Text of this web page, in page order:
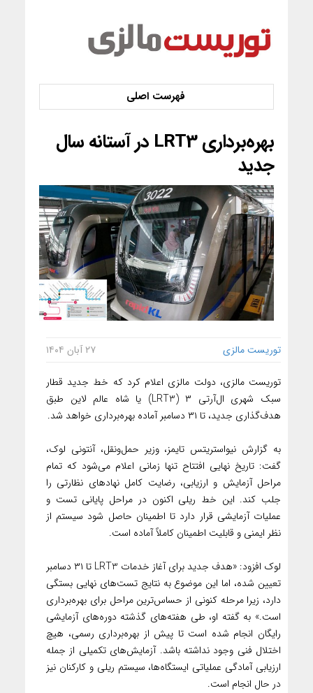
بهره‌برداری LRT3 در آستانه سال
جدید
توریست مالزی ۲۷ آبان ۱۴۰۴
توریست مالزی، دولت مالزی اعلام کرد که خط جدید قطار
سبک شهری ال‌آرتی ۳ (LRT3) یا شاه عالم لاین طبق
هدف‌گذاری جدید، تا ۳۱ دسامبر آماده بهره‌برداری خواهد شد.
به گزارش نیواستریتس تایمز، وزیر حمل‌ونقل، آنتونی لوک،
گفت: تاریخ نهایی افتتاح تنها زمانی اعلام می‌شود که تمام
مراحل آزمایش و ارزیابی، رضایت کامل نهادهای نظارتی را
جلب کند. این خط ریلی اکنون در مراحل پایانی تست و
عملیات آزمایشی قرار دارد تا اطمینان حاصل شود سیستم از
نظر ایمنی و قابلیت اطمینان کاملاً آماده است.
لوک افزود: «هدف جدید برای آغاز خدمات LRT3 تا ۳۱ دسامبر
تعیین شده، اما این موضوع به نتایج تست‌های نهایی بستگی
دارد، زیرا مرحله کنونی از حساس‌ترین مراحل برای بهره‌برداری
است.» به گفته او، طی هفته‌های گذشته دوره‌های آزمایشی
رایگان انجام شده است تا پیش از بهره‌برداری رسمی، هیچ
اختلال فنی وجود نداشته باشد. آزمایش‌های تکمیلی از جمله
ارزیابی آمادگی عملیاتی ایستگاه‌ها، سیستم ریلی و کارکنان نیز
در حال انجام است.